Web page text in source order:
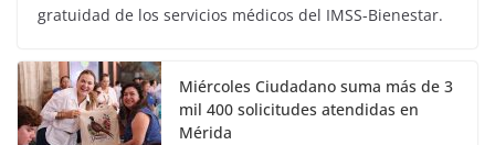
gratuidad de los servicios médicos del IMSS-Bienestar.
Miércoles Ciudadano suma más de 3
mil 400 solicitudes atendidas en
Mérida